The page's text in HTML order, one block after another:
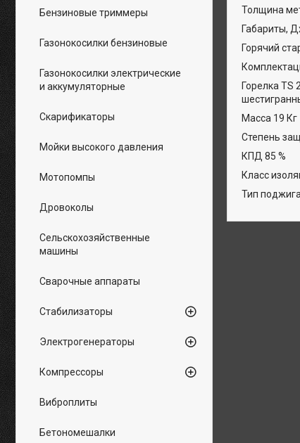
Толщина
Габариты,
Горячий
Горелка
Масса 19 Кг
Степень
КПД 85 %
Класс
Тип
Бензиновые триммеры
Газонокосилки бензиновые
Газонокосилки электрические
и аккумуляторные
Скарификаторы
Мойки высокого давления
Мотопомпы
Дровоколы
Сельскохозяйственные
машины
Сварочные аппараты
Стабилизаторы
Электрогенераторы
Компрессоры
Виброплиты
Бетономешалки